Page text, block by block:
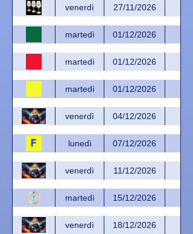
venerdì 27/11/2026
martedì 01/12/2026
martedì 01/12/2026
martedì 01/12/2026
venerdì 04/12/2026
lunedì 07/12/2026
venerdì 11/12/2026
martedì 15/12/2026
venerdì 18/12/2026